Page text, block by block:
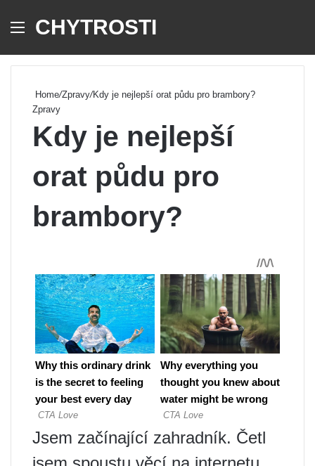
Menu
CHYTROSTI
Home/Zpravy/Kdy je nejlepší orat půdu pro brambory?
Zpravy
Kdy je nejlepší
orat půdu pro
brambory?
Jsem začínající zahradník. Četl